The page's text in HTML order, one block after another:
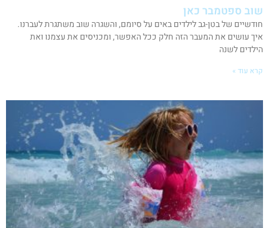
שוב ספטמבר כאן
חודשיים של בטן-גב לילדים באים על סיומם, והשגרה שוב משתגרת לעברנו.
איך עושים את המעבר הזה חלק ככל האפשר, ומכניסים את עצמנו ואת
הילדים לשנה
קרא עוד »